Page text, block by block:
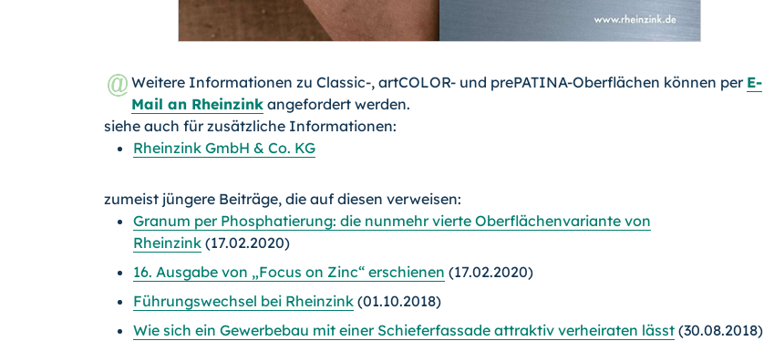
Weitere Informationen zu Classic-, artCOLOR- und prePATINA-Oberflächen können per E-
Mail an Rheinzink angefordert werden.
siehe auch für zusätzliche Informationen:
Rheinzink GmbH & Co. KG
zumeist jüngere Beiträge, die auf diesen verweisen:
Granum per Phosphatierung: die nunmehr vierte Oberflächenvariante von
Rheinzink (17.02.2020)
16. Ausgabe von „Focus on Zinc“ erschienen (17.02.2020)
Führungswechsel bei Rheinzink (01.10.2018)
Wie sich ein Gewerbebau mit einer Schieferfassade attraktiv verheiraten lässt (30.08.2018)